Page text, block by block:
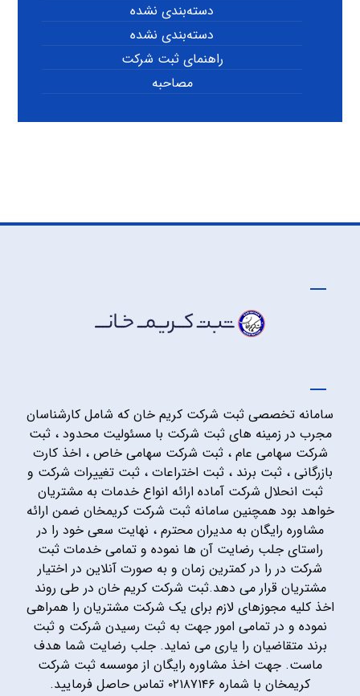
دسته‌بندی نشده
دسته‌بندی نشده
راهنمای ثبت شرکت
مصاحبه
سامانه تخصصی ثبت شرکت کریم خان که شامل کارشناسان
مجرب در زمینه های ثبت شرکت با مسئولیت محدود ، ثبت
شرکت سهامی عام ، ثبت شرکت سهامی خاص ، اخذ کارت
بازرگانی ، ثبت برند ، ثبت اختراعات ، ثبت تغییرات شرکت و
ثبت انحلال شرکت آماده ارائه انواع خدمات به مشتریان
خواهد بود همچنین سامانه ثبت شرکت کریمخان ضمن ارائه
مشاوره رایگان به مدیران محترم ، نهایت سعی خود را در
راستای جلب رضایت آن ها نموده و تمامی خدمات ثبت
شرکت در را در کمترین زمان و به صورت آنلاین در اختیار
مشتریان قرار می دهد.ثبت شرکت کریم خان در طی روند
اخذ کلیه مجوزهای لازم برای یک شرکت مشتریان را همراهی
نموده و در تمامی امور جهت به ثبت رسیدن شرکت و ثبت
برند متقاضیان را یاری می نماید. جلب رضایت شما هدف
ماست. جهت اخذ مشاوره رایگان از موسسه ثبت شرکت
کریمخان با شماره ۰۲۱۸۷۱۴۶ تماس حاصل فرمایید.